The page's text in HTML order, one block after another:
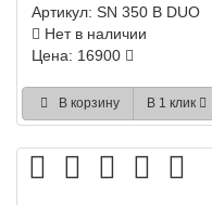
Артикул: SN 350 B DUO
Нет в наличии
Цена: 16900
В корзину В 1 клик